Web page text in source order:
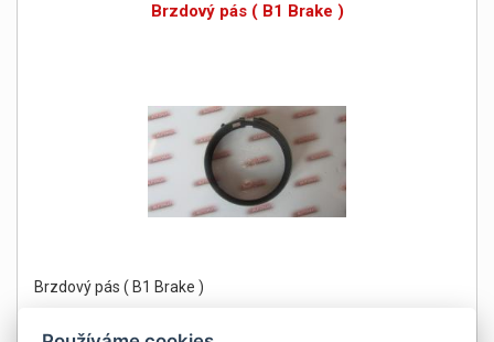
Brzdový pás ( B1 Brake )
Brzdový pás ( B1 Brake )